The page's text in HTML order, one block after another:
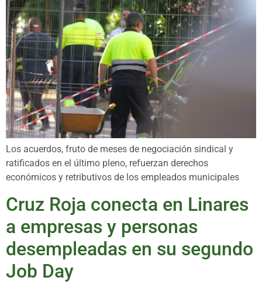
Los acuerdos, fruto de meses de negociación sindical y
ratificados en el último pleno, refuerzan derechos
económicos y retributivos de los empleados municipales
Cruz Roja conecta en Linares
a empresas y personas
desempleadas en su segundo
Job Day